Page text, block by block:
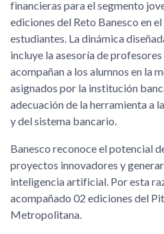
financieras para el segmento
ediciones del Reto Banesco en
estudiantes. La dinámica
incluye la asesoría de
acompañan a los alumnos en la
asignados por la institución
adecuación de la herramienta a
y del sistema bancario.
Banesco reconoce el potencial
proyectos innovadores y
inteligencia artificial. Por esta
acompañado 02 ediciones del
Metropolitana.